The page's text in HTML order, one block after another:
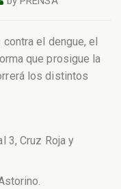
el dengue, el
que prosigue la
los distintos
3, Cruz Roja y